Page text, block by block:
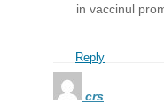
in vaccinul
Reply
crs